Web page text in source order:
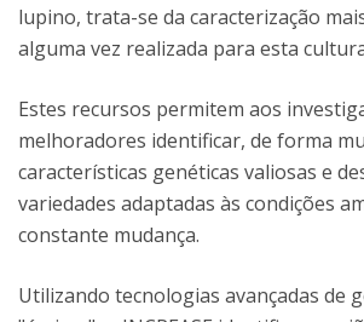
lupino, trata-se da caracterização
alguma vez realizada para esta
Estes recursos permitem aos
melhoradores identificar, de forma
características genéticas valiosas e
variedades adaptadas às condições
constante mudança.
Utilizando tecnologias avançadas de